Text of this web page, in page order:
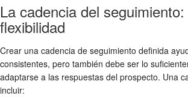
La cadencia del
flexibilidad
Crear una cadencia de seguimiento definida
consistentes, pero también debe ser lo
adaptarse a las respuestas del prospecto. Una
incluir: